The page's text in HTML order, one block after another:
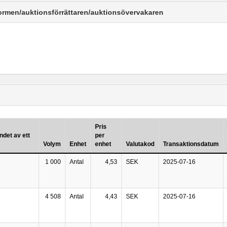
auktionsförrättaren/auktionsövervakaren
av ett
Volym Enhet
Pris
per
enhet
Valutakod Transaktionsdatum
1 000 Antal 4,53 SEK 2025-07-16
4 508 Antal 4,43 SEK 2025-07-16